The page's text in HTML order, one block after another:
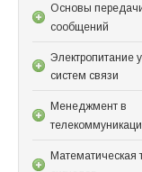
Основы
сообщений
Электропитание
систем связи
Менеджмент в
Математическая